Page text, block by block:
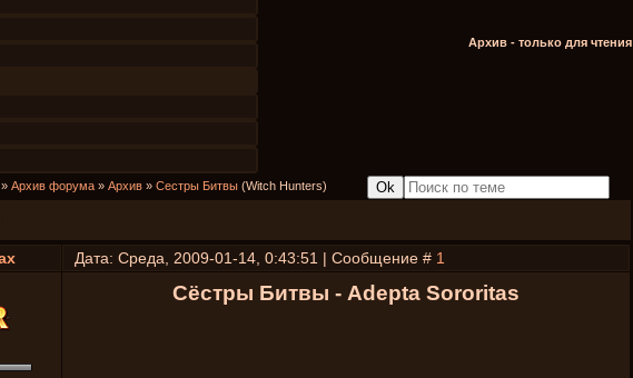
Архив - только для чтения
» Архив форума » Архив » Сестры Битвы (Witch Hunters)
Дата: Среда, 2009-01-14, 0:43:51 | Сообщение # 1
Сёстры Битвы - Adepta Sororitas